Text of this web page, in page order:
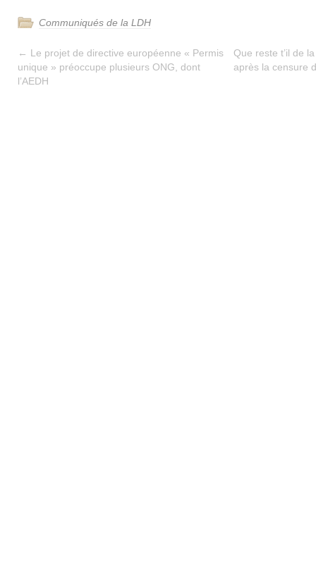
Communiqués de la LDH
← Le projet de directive européenne « Permis
unique » préoccupe plusieurs ONG, dont
l’AEDH
Que reste t’il de
après la censure